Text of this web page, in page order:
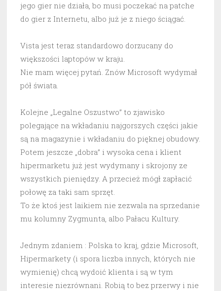
jego gier nie działa, bo musi poczekać na patche
do gier z Internetu, albo już je z niego ściągać.
Vista jest teraz standardowo dorzucany do
większości laptopów w kraju.
Nie mam więcej pytań. Znów Microsoft wydymał
pół świata.
Kolejne „Legalne Oszustwo” to zjawisko
polegające na wkładaniu najgorszych części jakie
są na magazynie i wkładaniu do pięknej obudowy.
Potem jeszcze „dobra” i wysoka cena i klient
hipermarketu już jest wydymany i skrojony ze
wszystkich pieniędzy. A przecież mógł zapłacić
połowę za taki sam sprzęt.
To że ktoś jest laikiem nie zezwala na sprzedanie
mu kolumny Zygmunta, albo Pałacu Kultury.
Jednym zdaniem : Polska to kraj, gdzie Microsoft,
Hipermarkety (i spora liczba innych, których nie
wymienię) chcą wydoić klienta i są w tym
interesie niezrównani. Robią to bez przerwy i nie